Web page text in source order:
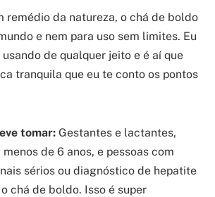
remédio da natureza, o chá de boldo
e nem para uso sem limites. Eu
de qualquer jeito e é aí que
tranquila que eu te conto os pontos
tomar: Gestantes e lactantes,
de 6 anos, e pessoas com
sérios ou diagnóstico de hepatite
chá de boldo. Isso é super